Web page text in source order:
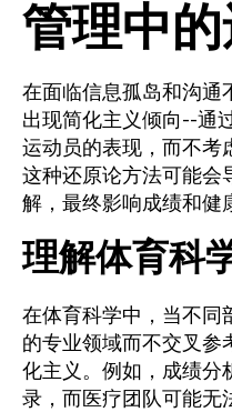
管理中
在面临信息孤岛和沟通
出现简化主义倾向--通
运动员的表现，而不考
这种还原论方法可能会
解，最终影响成绩和健
理解体育科
在体育科学中，当不同
的专业领域而不交叉参
化主义。例如，成绩分
录，而医疗团队可能无